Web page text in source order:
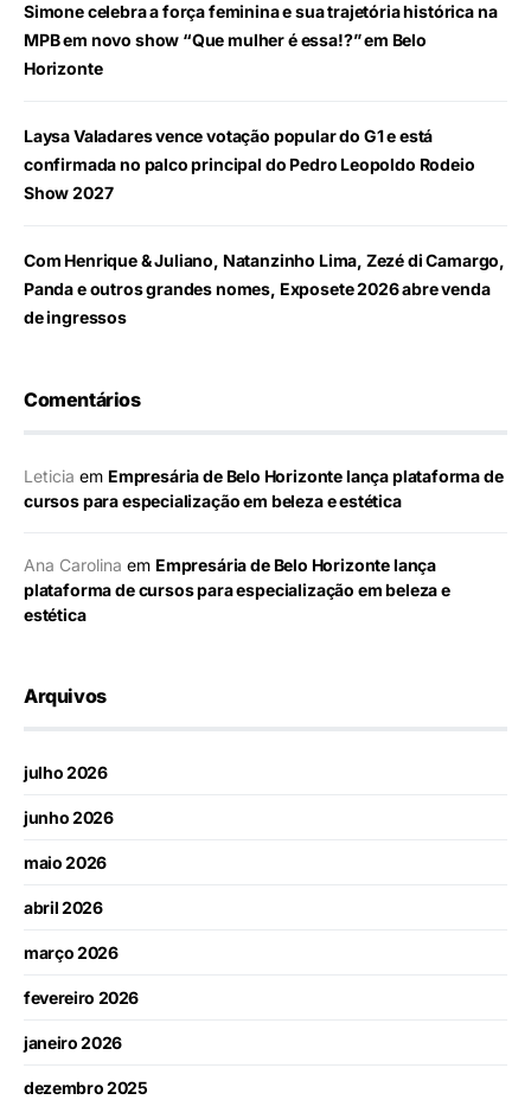
Simone celebra a força feminina e sua trajetória histórica na
MPB em novo show “Que mulher é essa!?” em Belo
Horizonte
Laysa Valadares vence votação popular do G1 e está
confirmada no palco principal do Pedro Leopoldo Rodeio
Show 2027
Com Henrique & Juliano, Natanzinho Lima, Zezé di Camargo,
Panda e outros grandes nomes, Exposete 2026 abre venda
de ingressos
Comentários
Leticia em Empresária de Belo Horizonte lança plataforma de
cursos para especialização em beleza e estética
Ana Carolina em Empresária de Belo Horizonte lança
plataforma de cursos para especialização em beleza e
estética
Arquivos
julho 2026
junho 2026
maio 2026
abril 2026
março 2026
fevereiro 2026
janeiro 2026
dezembro 2025